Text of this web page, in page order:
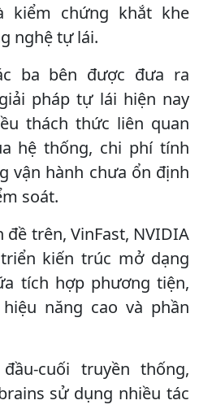
kiểm chứng khắt khe
nghệ tự lái.
ba bên được đưa ra
pháp tự lái hiện nay
thách thức liên quan
hệ thống, chi phí tính
vận hành chưa ổn định
soát.
trên, VinFast, NVIDIA
kiến trúc mở dạng
tích hợp phương tiện,
năng cao và phần
cuối truyền thống,
sử dụng nhiều tác